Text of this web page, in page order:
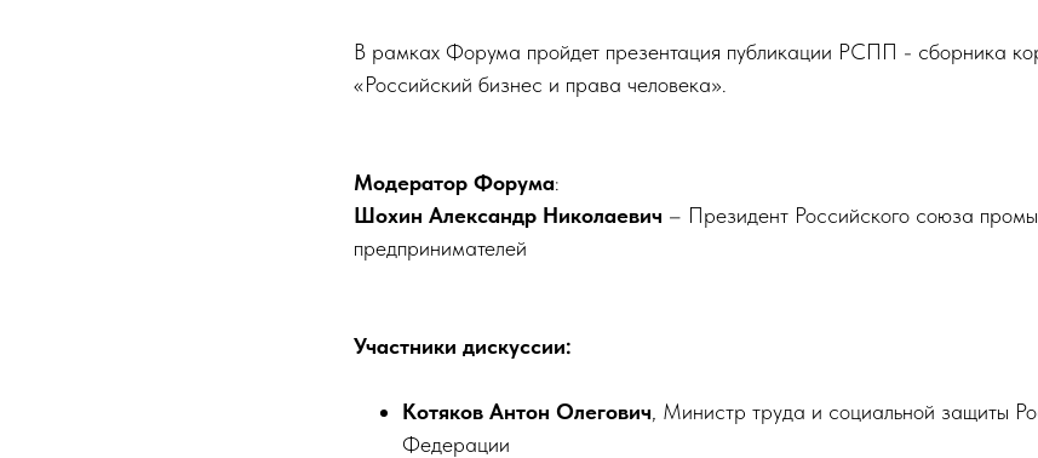
В рамках Форума пройдет презентация публикации РСПП - сборника
«Российский бизнес и права человека».
Модератор Форума:
Шохин Александр Николаевич – Президент Российского союза
предпринимателей
Участники дискуссии:
Котяков Антон Олегович, Министр труда и социальной защиты
Федерации